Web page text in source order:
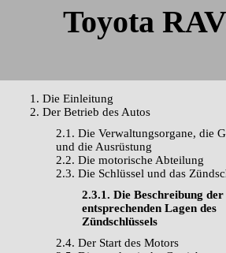
Toyota
1. Die Einleitung
2. Der Betrieb des Autos
2.1. Die Verwaltungsorgane, die
und die Ausrüstung
2.2. Die motorische Abteilung
2.3. Die Schlüssel und das
2.3.1. Die Beschreibung der
entsprechenden Lagen des
Zündschlüssels
2.4. Der Start des Motors